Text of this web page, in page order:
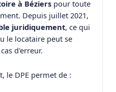
à Béziers pour toute
Depuis juillet 2021,
juridiquement, ce qui
le locataire peut se
d'erreur.
le DPE permet de :